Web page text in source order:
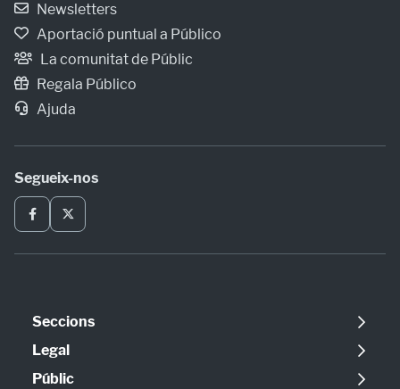
Newsletters
Aportació puntual a Público
La comunitat de Públic
Regala Público
Ajuda
Segueix-nos
Seccions
Política
Opinió
Legal
Avís legal
Públic